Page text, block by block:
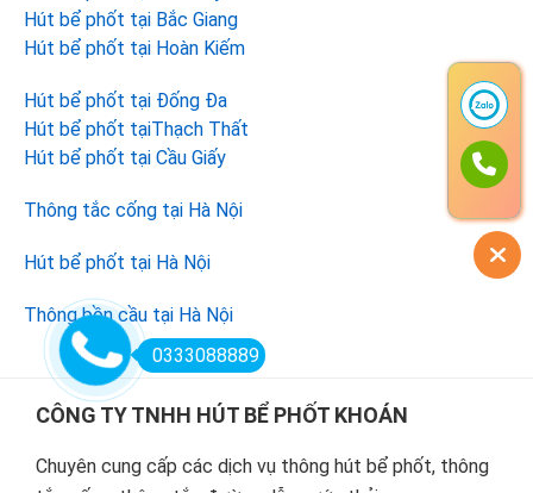
Hút bể phốt tại Bắc Giang
Hút bể phốt tại Hoàn Kiếm
Hút bể phốt tại Đống Đa
Hút bể phốt tạiThạch Thất
Hút bể phốt tại Cầu Giấy
Thông tắc cống tại Hà Nội
Hút bể phốt tại Hà Nội
Thông bồn cầu tại Hà Nội
Footer
CÔNG TY TNHH HÚT BỂ PHỐT KHOÁN
Chuyên cung cấp các dịch vụ thông hút bể phốt, thông
0333088889